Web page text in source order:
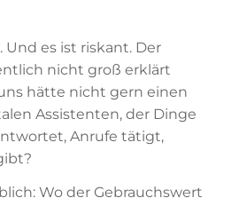
Und es ist riskant. Der
nicht groß erklärt
hätte nicht gern einen
Assistenten, der Dinge
Anrufe tätigt,
Wo der Gebrauchswert